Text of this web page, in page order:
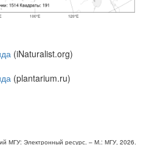
(iNaturalist.org)
(plantarium.ru)
МГУ: Электронный ресурс. – М.: МГУ, 2026.